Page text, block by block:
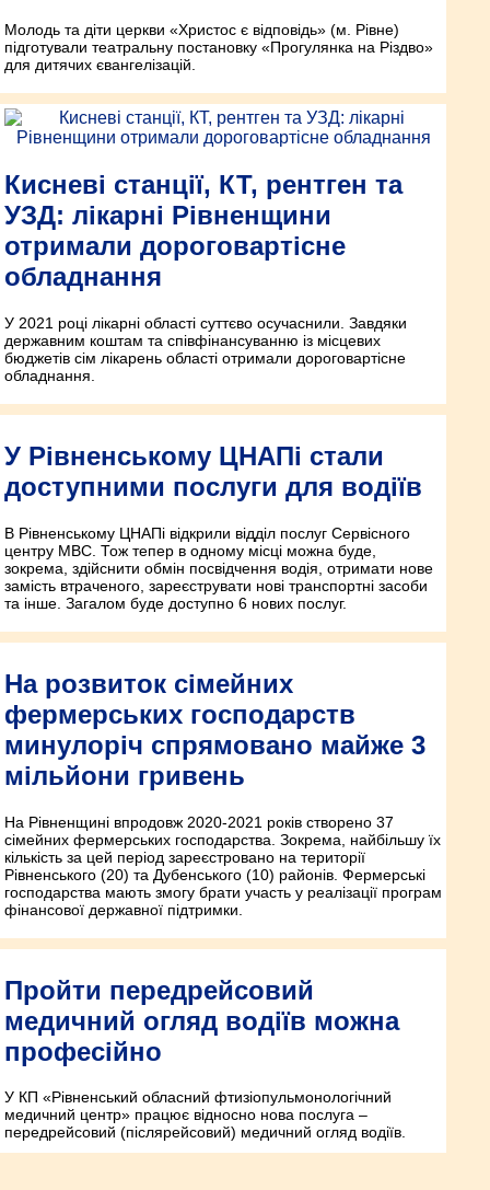
Молодь та діти церкви «Христос є відповідь» (м. Рівне)
підготували театральну постановку «Прогулянка на Різдво»
для дитячих євангелізацій.
Кисневі станції, КТ, рентген та
УЗД: лікарні Рівненщини
отримали дороговартісне
обладнання
У 2021 році лікарні області суттєво осучаснили. Завдяки
державним коштам та співфінансуванню із місцевих
бюджетів сім лікарень області отримали дороговартісне
обладнання.
У Рівненському ЦНАПі стали
доступними послуги для водіїв
В Рівненському ЦНАПі відкрили відділ послуг Сервісного
центру МВС. Тож тепер в одному місці можна буде,
зокрема, здійснити обмін посвідчення водія, отримати нове
замість втраченого, зареєструвати нові транспортні засоби
та інше. Загалом буде доступно 6 нових послуг.
На розвиток сімейних
фермерських господарств
минулоріч спрямовано майже 3
мільйони гривень
На Рівненщині впродовж 2020-2021 років створено 37
сімейних фермерських господарства. Зокрема, найбільшу їх
кількість за цей період зареєстровано на території
Рівненського (20) та Дубенського (10) районів. Фермерські
господарства мають змогу брати участь у реалізації програм
фінансової державної підтримки.
Пройти передрейсовий
медичний огляд водіїв можна
професійно
У КП «Рівненський обласний фтизіопульмонологічний
медичний центр» працює відносно нова послуга –
передрейсовий (післярейсовий) медичний огляд водіїв.